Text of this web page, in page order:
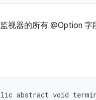
视器的所有 @Option 字
abstract void